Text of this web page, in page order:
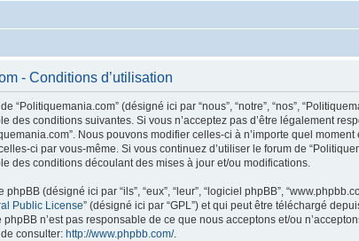
- Conditions d’utilisation
“Politiquemania.com” (désigné ici par “nous”, “notre”, “nos”,
des conditions suivantes. Si vous n’acceptez pas d’être légalement
Nous pouvons modifier celles-ci à n’importe quel
ci par vous-même. Si vous continuez d’utiliser le forum de
des conditions découlant des mises à jour et/ou modifications.
phpBB (désigné ici par “ils”, “eux”, “leur”, “logiciel phpBB”,
Public License” (désigné ici par “GPL”) et qui peut être téléchargé
n’est pas responsable de ce que nous acceptons et/ou
consulter: http://www.phpbb.com/.